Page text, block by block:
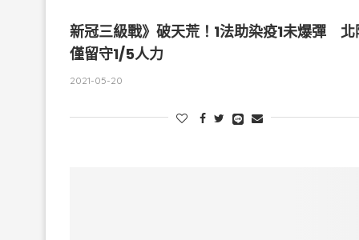
新冠三級戰》破天荒！1法助染疫1未爆彈 北
僅留守1/5人力
2021-05-20